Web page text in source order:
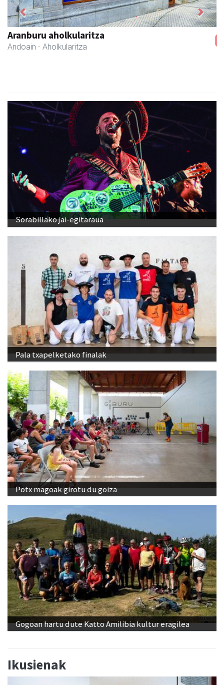
Bastero Kulturgunea
Andoain - Kulturguneak
Previous Next
Sorabillako jai-egitaraua
Pala txapelketako finalak
Potx magoak girotu du goiza
Gogoan hartu dute Katto Amilibia kultur eragilea
Ikusienak